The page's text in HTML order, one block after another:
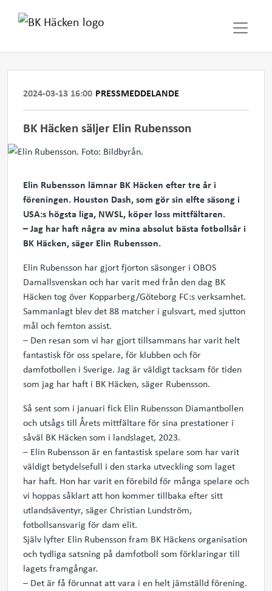
2024-03-13 16:00 PRESSMEDDELANDE
BK Häcken säljer Elin Rubensson
Elin Rubensson lämnar BK Häcken efter tre år i
föreningen. Houston Dash, som gör sin elfte säsong i
USA:s högsta liga, NWSL, köper loss mittfältaren.
– Jag har haft några av mina absolut bästa fotbollsår i
BK Häcken, säger Elin Rubensson.
Elin Rubensson har gjort fjorton säsonger i OBOS
Damallsvenskan och har varit med från den dag BK
Häcken tog över Kopparberg/Göteborg FC:s verksamhet.
Sammanlagt blev det 88 matcher i gulsvart, med sjutton
mål och femton assist.
– Den resan som vi har gjort tillsammans har varit helt
fantastisk för oss spelare, för klubben och för
damfotbollen i Sverige. Jag är väldigt tacksam för tiden
som jag har haft i BK Häcken, säger Rubensson.
Så sent som i januari fick Elin Rubensson Diamantbollen
och utsågs till Årets mittfältare för sina prestationer i
såväl BK Häcken som i landslaget, 2023.
– Elin Rubensson är en fantastisk spelare som har varit
väldigt betydelsefull i den starka utveckling som laget
har haft. Hon har varit en förebild för många spelare och
vi hoppas såklart att hon kommer tillbaka efter sitt
utlandsäventyr, säger Christian Lundström,
fotbollsansvarig för dam elit.
Själv lyfter Elin Rubensson fram BK Häckens organisation
och tydliga satsning på damfotboll som förklaringar till
lagets framgångar.
– Det är få förunnat att vara i en helt jämställd förening.